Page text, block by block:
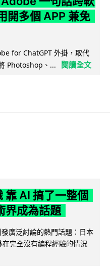
開多個 APP 兼免
for ChatGPT 外掛，取代
Photoshop、...
閱讀全文
靠 AI 搞了一整個
界成為話題
廣泛討論的熱門話題：日本
完全沒有編程經驗的情況